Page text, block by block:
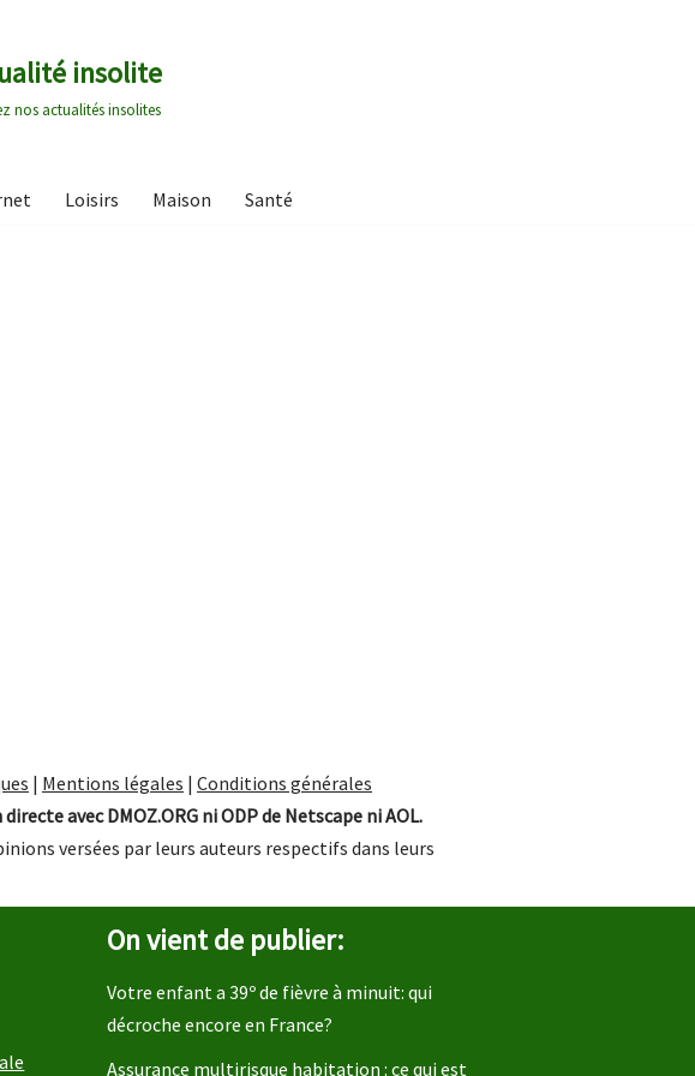
insolite
nos actualités insolites
Loisirs Maison Santé
| Mentions légales | Conditions générales
avec DMOZ.ORG ni ODP de Netscape ni AOL.
versées par leurs auteurs respectifs dans leurs
On vient de publier:
Votre enfant a 39º de fièvre à minuit: qui
décroche encore en France?
Assurance multirisque habitation : ce qui est